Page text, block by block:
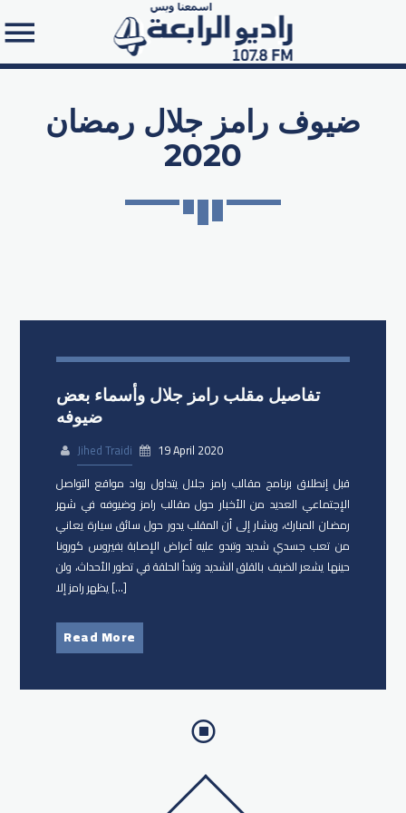
Search in the website:
ضيوف رامز جلال رمضان
2020
تفاصيل مقلب رامز جلال وأسماء بعض
ضيوفه
Jihed Traidi
19 April 2020
قبل إنطلاق برنامج مقالب ​رامز جلال يتداول رواد مواقع التواصل
الإجتماعي العديد من الأخبار حول مقالب رامز وضيوفه في شهر
رمضان المبارك، ويشار إلى أن المقلب يدور حول سائق سيارة يعاني
من تعب جسدي شديد وتبدو عليه أعراض الإصابة بفيروس كورونا
حينها يشعر الضيف بالقلق الشديد وتبدأ الحلقة في تطور الأحداث، ولن
يظهر رامز إلا […]
Read More